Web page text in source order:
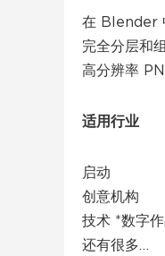
在 Blender
完全分层和
高分辨率
适用行业
启动
创意机构
技术 *数字
还有很多…